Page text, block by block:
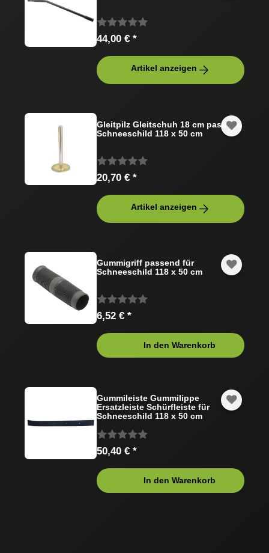
44,00 € *
Artikel anzeigen
Gleitpilz Gleitschuh 18 cm passend
Schneeschild 118 x 50 cm
20,70 € *
Artikel anzeigen
Gummigriff passend für
Schneeschild 118 x 50 cm
6,52 € *
In den Warenkorb
Gummileiste Gummilippe
Ersatzleiste Schürfleiste für
Schneeschild 118 x 50 cm
50,40 € *
In den Warenkorb